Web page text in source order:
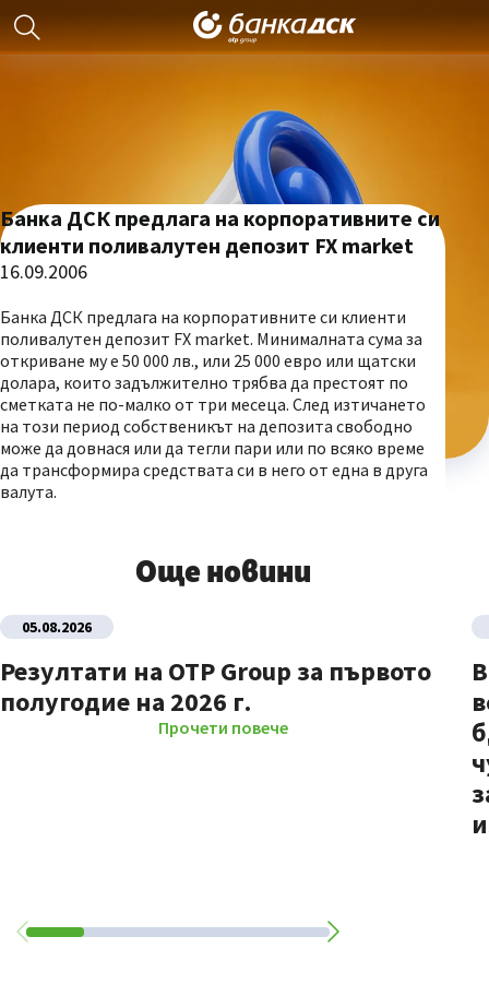
Банка ДСК предлага на корпоративните си
клиенти поливалутен депозит FX market
16.09.2006
Банка ДСК предлага на корпоративните си клиенти
поливалутен депозит FX market. Минималната сума за
откриване му е 50 000 лв., или 25 000 евро или щатски
долара, които задължително трябва да престоят по
сметката не по-малко от три месеца. След изтичането
на този период собственикът на депозита свободно
може да довнася или да тегли пари или по всяко време
да трансформира средствата си в него от една в друга
валута.
Още новини
05.08.2026
Резултати на OTP Group за първото
полугодие на 2026 г.
Прочети повече